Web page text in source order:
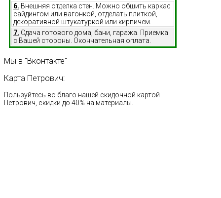
6. Внешняя отделка стен. Можно обшить каркас
сайдингом или вагонкой, отделать плиткой,
декоративной штукатуркой или кирпичем.
7. Сдача готового дома, бани, гаража. Приемка
с Вашей стороны. Окончательная оплата.
Мы в "Вконтакте"
Карта Петрович:
Пользуйтесь во благо нашей скидочной картой
Петрович, скидки до 40% на материалы.